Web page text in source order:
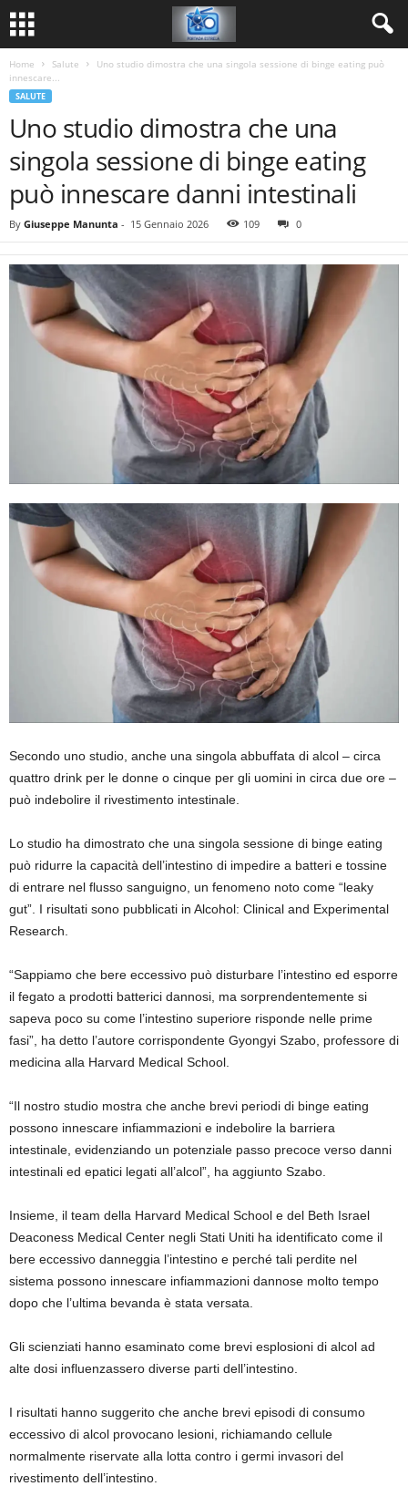
Home Salute
Uno studio dimostra che una singola sessione di binge eating può
innescare...
SALUTE
Uno studio dimostra che una
singola sessione di binge eating
può innescare danni intestinali
By Giuseppe Manunta - 15 Gennaio 2026 109 0
Secondo uno studio, anche una singola abbuffata di alcol – circa
quattro drink per le donne o cinque per gli uomini in circa due ore –
può indebolire il rivestimento intestinale.
Lo studio ha dimostrato che una singola sessione di binge eating
può ridurre la capacità dell’intestino di impedire a batteri e tossine
di entrare nel flusso sanguigno, un fenomeno noto come “leaky
gut”. I risultati sono pubblicati in Alcohol: Clinical and Experimental
Research.
“Sappiamo che bere eccessivo può disturbare l’intestino ed esporre
il fegato a prodotti batterici dannosi, ma sorprendentemente si
sapeva poco su come l’intestino superiore risponde nelle prime
fasi”, ha detto l’autore corrispondente Gyongyi Szabo, professore di
medicina alla Harvard Medical School.
“Il nostro studio mostra che anche brevi periodi di binge eating
possono innescare infiammazioni e indebolire la barriera
intestinale, evidenziando un potenziale passo precoce verso danni
intestinali ed epatici legati all’alcol”, ha aggiunto Szabo.
Insieme, il team della Harvard Medical School e del Beth Israel
Deaconess Medical Center negli Stati Uniti ha identificato come il
bere eccessivo danneggia l’intestino e perché tali perdite nel
sistema possono innescare infiammazioni dannose molto tempo
dopo che l’ultima bevanda è stata versata.
Gli scienziati hanno esaminato come brevi esplosioni di alcol ad
alte dosi influenzassero diverse parti dell’intestino.
I risultati hanno suggerito che anche brevi episodi di consumo
eccessivo di alcol provocano lesioni, richiamando cellule
normalmente riservate alla lotta contro i germi invasori del
rivestimento dell’intestino.